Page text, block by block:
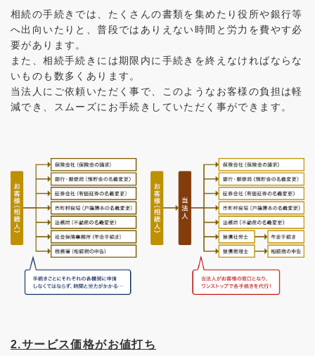
相続の手続きでは、たくさんの書類を集めたり役所や銀行等
へ出向いたりと、普段ではありえない時間と労力を費やす必
要があります。
また、相続手続きには期限内に手続きを終えなければならな
いものも数多くあります。
当法人にご依頼いただく事で、このようなお客様の負担は軽
減でき、スムーズにお手続きしていただく事ができます。
2.サービス価格がお値打ち